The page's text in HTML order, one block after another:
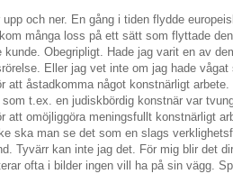
upp och ner. En gång i tiden flydde
många loss på ett sätt som flyttade
kunde. Obegripligt. Hade jag varit en av
Eller jag vet inte om jag hade
att åstadkomma något konstnärligt
t.ex. en judiskbördig konstnär var
att omöjliggöra meningsfullt konstnärligt
ska man se det som en slags
Tyvärr kan inte jag det. För mig blir det
ofta i bilder ingen vill ha på sin vägg.